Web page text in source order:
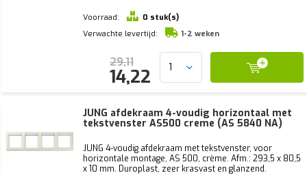
Voorraad:
0 stuk(s)
Verwachte levertijd:
1-2 weken
29,11
14,22
JUNG afdekraam 4-voudig horizontaal met
tekstvenster AS500 creme (AS 5840 NA)
JUNG 4-voudig afdekraam met tekstvenster, voor
horizontale montage, AS 500, crème. Afm.: 293,5 x 80,5
x 10 mm. Duroplast, zeer krasvast en glanzend.